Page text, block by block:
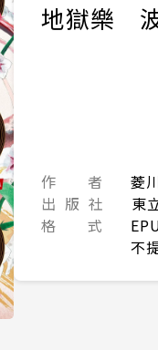
地獄樂
作 者
菱
出 版 社
東
格 式
不